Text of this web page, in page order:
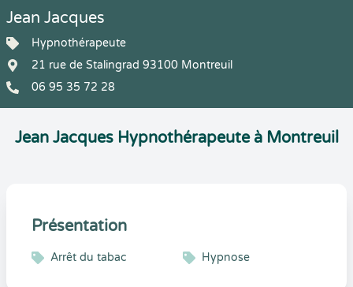
Jean Jacques
Hypnothérapeute
21 rue de Stalingrad 93100 Montreuil
06 95 35 72 28
Jean Jacques Hypnothérapeute à Montreuil
Présentation
Arrêt du tabac Hypnose